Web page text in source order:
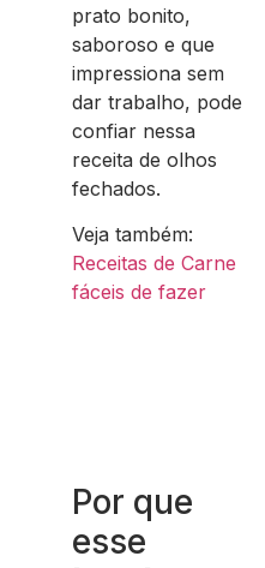
prato bonito,
saboroso e que
impressiona sem
dar trabalho, pode
confiar nessa
receita de olhos
fechados.
Veja também:
Receitas de Carne
fáceis de fazer
Por que
esse